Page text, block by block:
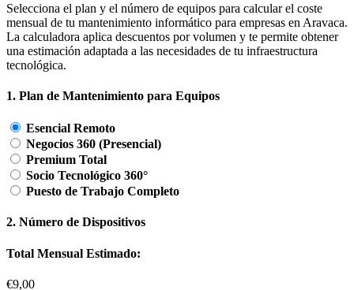
Selecciona el plan y el número de equipos para calcular el coste
mensual de tu mantenimiento informático para empresas en Aravaca.
La calculadora aplica descuentos por volumen y te permite obtener
una estimación adaptada a las necesidades de tu infraestructura
tecnológica.
1. Plan de Mantenimiento para Equipos
Esencial Remoto
Negocios 360 (Presencial)
Premium Total
Socio Tecnológico 360°
Puesto de Trabajo Completo
2. Número de Dispositivos
Total Mensual Estimado:
€9,00